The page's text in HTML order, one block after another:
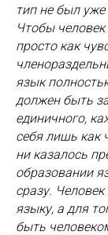
тип не был уже
Чтобы
просто как
язык
должен быть
единичного,
себя лишь как
ни казалось
образовании
сразу.
языку, а для
быть